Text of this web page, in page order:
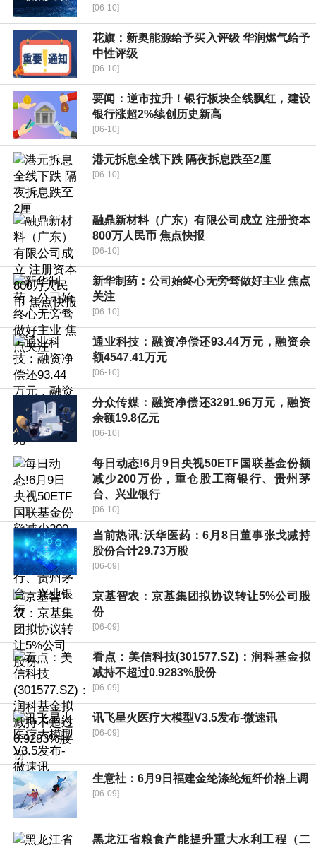
[06-10]
花旗：新奥能源给予买入评级 华润燃气给予
中性评级
[06-10]
要闻：逆市拉升！银行板块全线飘红，建设
银行涨超2%续创历史新高
[06-10]
港元拆息全线下跌 隔夜拆息跌至2厘
[06-10]
融鼎新材料（广东）有限公司成立 注册资本
800万人民币 焦点快报
[06-10]
新华制药：公司始终心无旁骛做好主业 焦点
关注
[06-10]
通业科技：融资净偿还93.44万元，融资余
额4547.41万元
[06-10]
分众传媒：融资净偿还3291.96万元，融资
余额19.8亿元
[06-10]
每日动态!6月9日央视50ETF国联基金份额
减少200万份，重仓股工商银行、贵州茅
台、兴业银行
[06-10]
当前热讯:沃华医药：6月8日董事张戈减持
股份合计29.73万股
[06-09]
京基智农：京基集团拟协议转让5%公司股
份
[06-09]
看点：美信科技(301577.SZ)：润科基金拟
减持不超过0.9283%股份
[06-09]
讯飞星火医疗大模型V3.5发布-微速讯
[06-09]
生意社：6月9日福建金纶涤纶短纤价格上调
[06-09]
黑龙江省粮食产能提升重大水利工程（二